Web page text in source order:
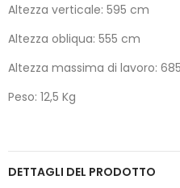
Altezza verticale: 595 cm
Altezza obliqua: 555 cm
Altezza massima di lavoro:
Peso: 12,5 Kg
DETTAGLI DEL PRODOTTO